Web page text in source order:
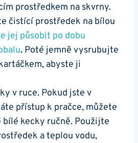
prostředkem na skvrny.
čistící prostředek​ na bílou
jej působit po dobu
. Poté jemně ⁤vysrubujte
abyste ji
​v ruce. Pokud jste v
⁣přístup k pračce, můžete
bílé kecky ručně. Použijte
a teplou vodu,